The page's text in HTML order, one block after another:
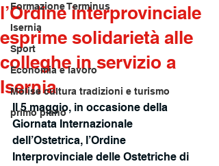
Formazione Terminus
Isernia
Sport
Economia e lavoro
Molise cultura tradizioni e turismo
primo piano
l’Ordine interprovinciale
esprime solidarietà alle
colleghe in servizio a
Isernia
Il 5 maggio, in occasione della
Giornata Internazionale
dell’Ostetrica, l’Ordine
Interprovinciale delle Ostetriche di